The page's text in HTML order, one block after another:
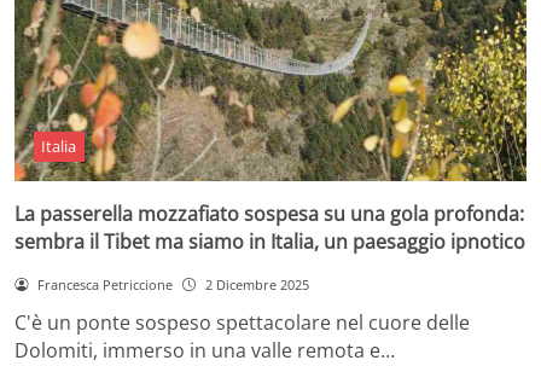
Italia
La passerella mozzafiato sospesa su una gola profonda:
sembra il Tibet ma siamo in Italia, un paesaggio ipnotico
Francesca Petriccione 2 Dicembre 2025
C'è un ponte sospeso spettacolare nel cuore delle
Dolomiti, immerso in una valle remota e…